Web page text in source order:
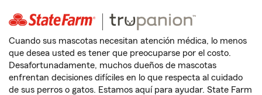
Cuando sus mascotas necesitan atención médica, lo menos
que desea usted es tener que preocuparse por el costo.
Desafortunadamente, muchos dueños de mascotas
enfrentan decisiones difíciles en lo que respecta al cuidado
de sus perros o gatos. Estamos aquí para ayudar. State Farm